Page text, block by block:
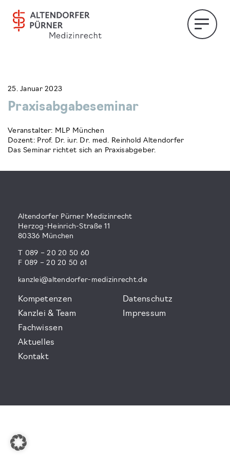
25. Januar 2023
Praxisabgabeseminar
Veranstalter: MLP München
Dozent: Prof. Dr. iur. Dr. med. Reinhold Altendorfer
Das Seminar richtet sich an Praxisabgeber.
Altendorfer Pürner Medizinrecht
Herzog-Heinrich-Straße 11
80336 München
T 089 – 20 20 50 60
F 089 – 20 20 50 61
kanzlei@altendorfer-medizinrecht.de
Kompetenzen
Kanzlei & Team
Fachwissen
Aktuelles
Kontakt
Datenschutz
Impressum